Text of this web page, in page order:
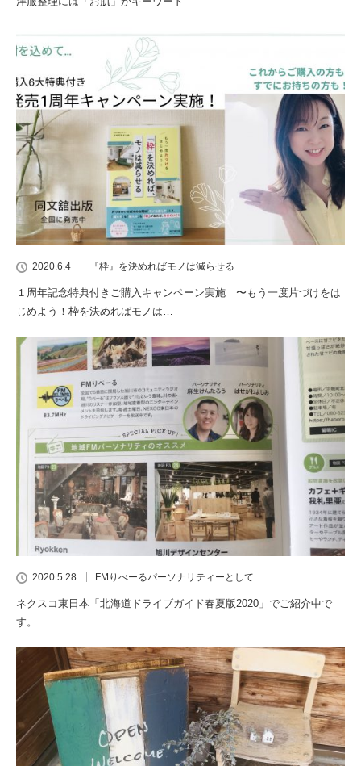
2020.6.4 『枠』を決めればモノは減らせる
１周年記念特典付きご購入キャンペーン実施 〜もう一度片づけをは
じめよう！枠を決めればモノは…
2020.5.28 FMりべーるパーソナリティーとして
ネクスコ東日本「北海道ドライブガイド春夏版2020」でご紹介中で
す。